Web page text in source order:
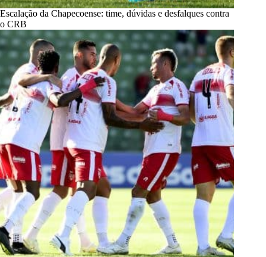
Escalação da Chapecoense: time, dúvidas e desfalques contra
o CRB